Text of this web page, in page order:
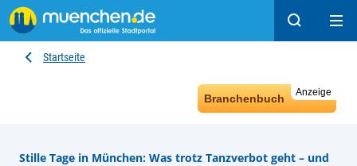
Suchen
Startseite
Anzeige
Branchenbuch
Stille Tage in München: Was trotz Tanzverbot geht – und